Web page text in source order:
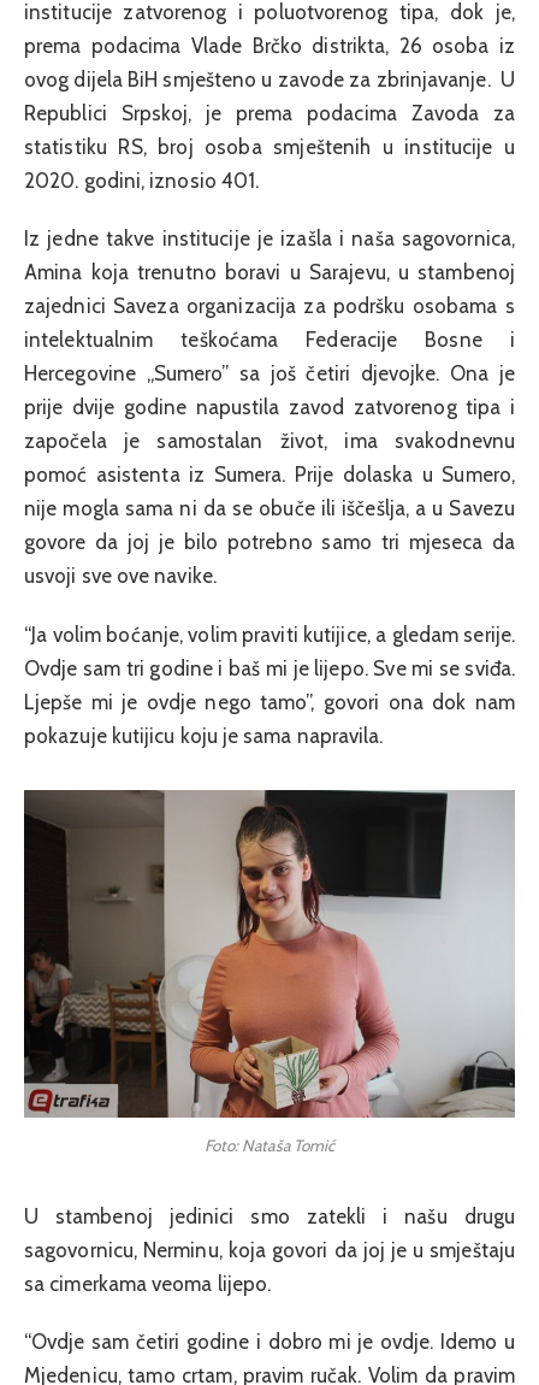
institucije zatvorenog i poluotvorenog tipa, dok je,
prema podacima Vlade Brčko distrikta, 26 osoba iz
ovog dijela BiH smješteno u zavode za zbrinjavanje. U
Republici Srpskoj, je prema podacima Zavoda za
statistiku RS, broj osoba smještenih u institucije u
2020. godini, iznosio 401.
Iz jedne takve institucije je izašla i naša sagovornica,
Amina koja trenutno boravi u Sarajevu, u stambenoj
zajednici Saveza organizacija za podršku osobama s
intelektualnim teškoćama Federacije Bosne i
Hercegovine „Sumero” sa još četiri djevojke. Ona je
prije dvije godine napustila zavod zatvorenog tipa i
započela je samostalan život, ima svakodnevnu
pomoć asistenta iz Sumera. Prije dolaska u Sumero,
nije mogla sama ni da se obuče ili iščešlja, a u Savezu
govore da joj je bilo potrebno samo tri mjeseca da
usvoji sve ove navike.
“Ja volim boćanje, volim praviti kutijice, a gledam serije.
Ovdje sam tri godine i baš mi je lijepo. Sve mi se sviđa.
Ljepše mi je ovdje nego tamo”, govori ona dok nam
pokazuje kutijicu koju je sama napravila.
Foto: Nataša Tomić
U stambenoj jedinici smo zatekli i našu drugu
sagovornicu, Nerminu, koja govori da joj je u smještaju
sa cimerkama veoma lijepo.
“Ovdje sam četiri godine i dobro mi je ovdje. Idemo u
Mjedenicu, tamo crtam, pravim ručak. Volim da pravim